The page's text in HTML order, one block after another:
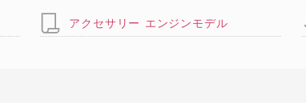
アクセサリー エンジンモデル